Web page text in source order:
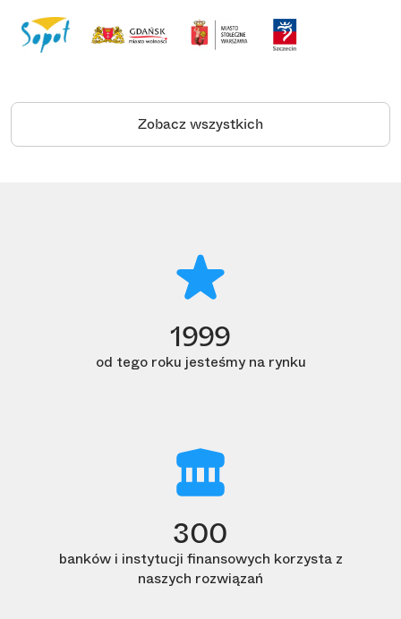
Zobacz wszystkich
1999
od tego roku jesteśmy na rynku
300
banków i instytucji finansowych korzysta z
naszych rozwiązań